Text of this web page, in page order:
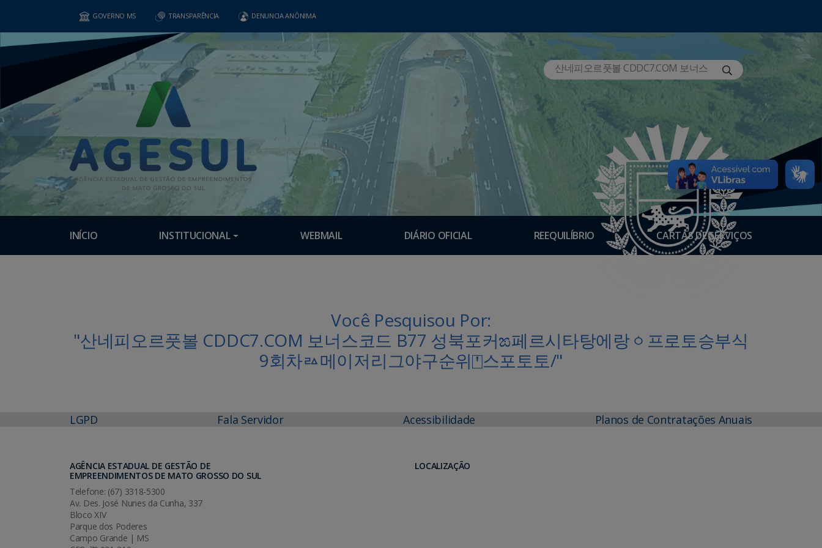
GOVERNO MS TRANSPARÊNCIA DENUNCIA ANÔNIMA
INÍCIO INSTITUCIONAL WEBMAIL DIÁRIO OFICIAL REEQUILÍBRIO CARTAS DE SERVIÇOS
Você Pesquisou Por:
"산네피오르풋볼 CDDC7.COM 보너스코드 B77 성북포커ಙ페르시타탕에랑ㆁ프로토승부식
9회차ㅬ메이저리그야구순위⍞스포토토/"
LGPD Fala Servidor Acessibilidade Planos de Contratações Anuais
AGÊNCIA ESTADUAL DE GESTÃO DE
EMPREENDIMENTOS DE MATO GROSSO DO SUL
Telefone: (67) 3318-5300
Av. Des. José Nunes da Cunha, 337
Bloco XIV
Parque dos Poderes
Campo Grande | MS
LOCALIZAÇÃO